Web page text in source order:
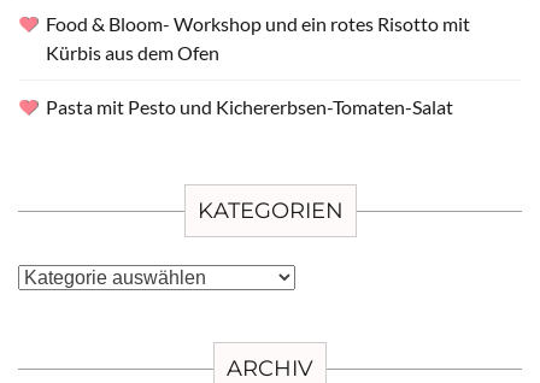
Food & Bloom- Workshop und ein rotes Risotto mit
Kürbis aus dem Ofen
Pasta mit Pesto und Kichererbsen-Tomaten-Salat
KATEGORIEN
Kategorien
ARCHIV